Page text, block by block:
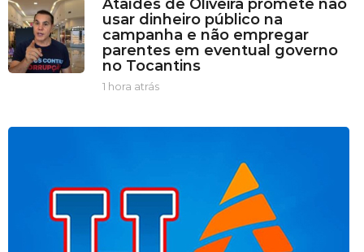
t
r
á
s
m
i
n
u
t
t
Ataídes de Oliveira promete não
usar dinheiro público na
campanha e não empregar
parentes em eventual governo
no Tocantins
1 hora atrás1
r